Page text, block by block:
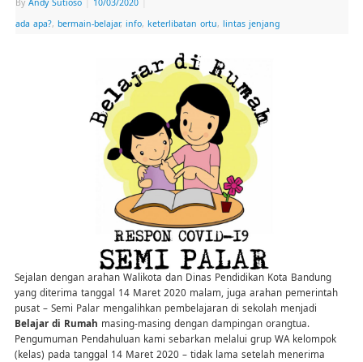
ada apa?, bermain-belajar, info, keterlibatan ortu, lintas jenjang
Sejalan dengan arahan Walikota dan Dinas Pendidikan Kota Bandung
yang diterima tanggal 14 Maret 2020 malam, juga arahan pemerintah
pusat – Semi Palar mengalihkan pembelajaran di sekolah menjadi
Belajar di Rumah masing-masing dengan dampingan orangtua.
Pengumuman Pendahuluan kami sebarkan melalui grup WA kelompok
(kelas) pada tanggal 14 Maret 2020 – tidak lama setelah menerima